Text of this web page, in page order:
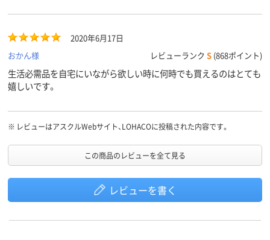
チャック付きで保存しやすいので詰め替えに買い続けてしまってい
いやすくて私は便利に思います。 小麦粉にはダニがわくそうなの
で冷蔵庫保存するにはかさばらず私にはちょっと多めの適量かなと
思っています。
2020年6月17日
おかん様
レビューランク S (868ポイント)
生活必需品を自宅にいながら欲しい時に何時でも買えるのはとても
嬉しいです。
※ レビューはアスクルWebサイト、LOHACOに投稿された内容です。
この商品のレビューを全て見る
レビューを書く